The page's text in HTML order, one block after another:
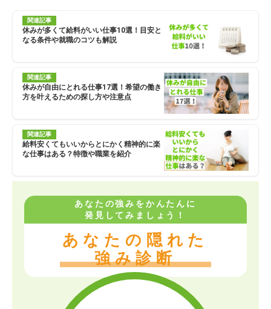
関連記事
休みが多くて給料がいい仕事10選！目安と
なる条件や就職のコツも解説
関連記事
休みが自由にとれる仕事17選！希望の働き
方を叶えるための探し方や注意点
関連記事
給料安くてもいいからとにかく精神的に楽
な仕事はある？特徴や職業を紹介
あなたの強みをかんたんに
発見してみましょう！
あなたの隠れた
強み診断